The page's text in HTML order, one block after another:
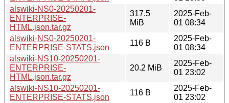
alswiki-NS0-20250201-
ENTERPRISE-
HTML.json.tar.gz
317.5
MiB
2025-Feb-
01 08:34
alswiki-NS0-20250201-
ENTERPRISE-STATS.json
116 B
2025-Feb-
01 08:34
alswiki-NS10-20250201-
ENTERPRISE-
HTML.json.tar.gz
20.2 MiB
2025-Feb-
01 23:02
alswiki-NS10-20250201-
ENTERPRISE-STATS.json
116 B
2025-Feb-
01 23:02